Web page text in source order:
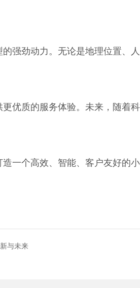
强劲动力。无论是地理位置、
优质的服务体验。未来，随着
一个高效、智能、客户友好的
与未来